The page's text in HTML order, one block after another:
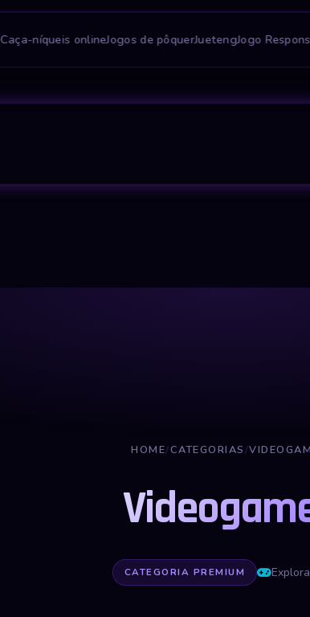
Caça-níqueis onlineJogos de pôquerJuetengJogo
HOME/CATEGORIAS/
CATEGORIA PREMIUM